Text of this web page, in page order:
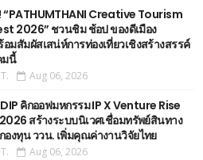
“PATHUMTHANI Creative Tourism
2026” ชวนชิม ช้อป ของดีเมือง
มสัมผัสเสน่ห์การท่องเที่ยวเชิงสร้างสรรค์
มนี้
Aug 06, 2026
คิกออฟมหกรรม IP X Venture Rise
สร้างระบบนิเวศเชื่อมทรัพย์สินทาง
งทุน ววน. เพิ่มคุณค่างานวิจัยไทย
Aug 06, 2026